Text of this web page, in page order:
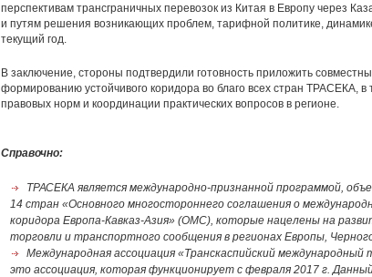
перспективам трансграничных перевозок из Китая в Европу через
и путям решения возникающих проблем, тарифной политике,
текущий год.
В заключение, стороны подтвердили готовность приложить
формированию устойчивого коридора во благо всех стран ТРАСЕКА, в
правовых норм и координации практических вопросов в регионе.
Справочно:
ТРАСЕКА является международно-признанной программой,
14 стран «Основного многостороннего соглашения о
коридора Европа-Кавказ-Азия» (ОМС), которые нацелены на
торговли и транспортного сообщения в регионах Европы,
Международная ассоциация «Транскаспийский
это ассоциация, которая функционирует с февраля 2017 г.